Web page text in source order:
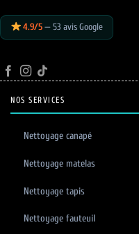
4.9/5— 53 avis Google
NOS SERVICES
Nettoyage canapé
Nettoyage matelas
Nettoyage tapis
Nettoyage fauteuil